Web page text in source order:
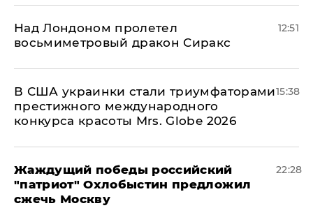
Над Лондоном пролетел
восьмиметровый дракон Сиракс
12:51
В США украинки стали триумфаторами
престижного международного
конкурса красоты Mrs. Globe 2026
15:38
Жаждущий победы российский
"патриот" Охлобыстин предложил
сжечь Москву
22:28